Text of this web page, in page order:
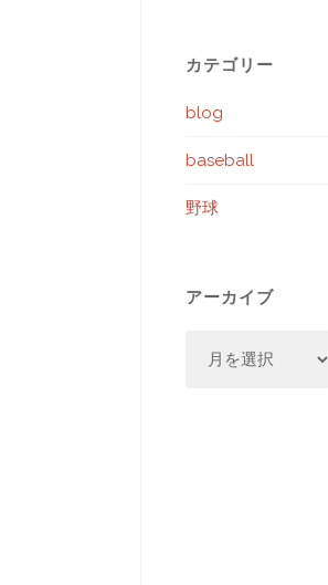
カテゴリー
blog
baseball
野球
アーカイブ